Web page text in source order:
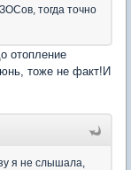
тогда точно
отопление
тоже не факт!И
я не слышала,